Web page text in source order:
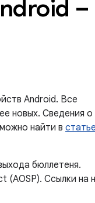
–
Android. Все
новых. Сведения
найти в
бюллетеня.
(AOSP). Ссылки на